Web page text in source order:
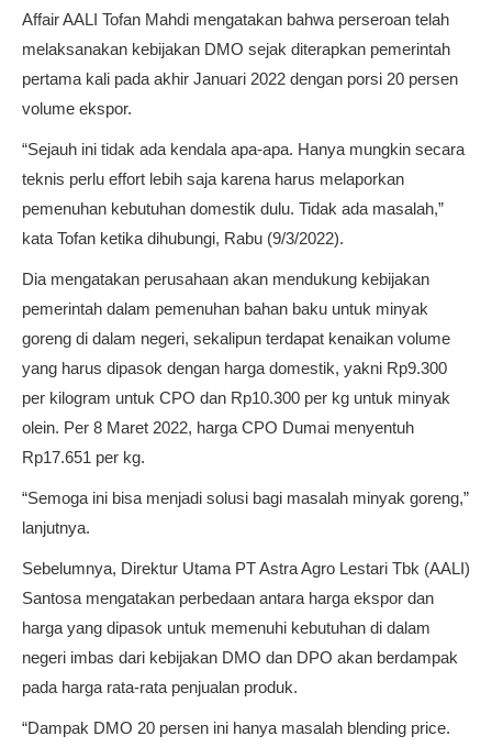
Affair AALI Tofan Mahdi mengatakan bahwa perseroan telah
melaksanakan kebijakan DMO sejak diterapkan pemerintah
pertama kali pada akhir Januari 2022 dengan porsi 20 persen
volume ekspor.
“Sejauh ini tidak ada kendala apa-apa. Hanya mungkin secara
teknis perlu effort lebih saja karena harus melaporkan
pemenuhan kebutuhan domestik dulu. Tidak ada masalah,”
kata Tofan ketika dihubungi, Rabu (9/3/2022).
Dia mengatakan perusahaan akan mendukung kebijakan
pemerintah dalam pemenuhan bahan baku untuk minyak
goreng di dalam negeri, sekalipun terdapat kenaikan volume
yang harus dipasok dengan harga domestik, yakni Rp9.300
per kilogram untuk CPO dan Rp10.300 per kg untuk minyak
olein. Per 8 Maret 2022, harga CPO Dumai menyentuh
Rp17.651 per kg.
“Semoga ini bisa menjadi solusi bagi masalah minyak goreng,”
lanjutnya.
Sebelumnya, Direktur Utama PT Astra Agro Lestari Tbk (AALI)
Santosa mengatakan perbedaan antara harga ekspor dan
harga yang dipasok untuk memenuhi kebutuhan di dalam
negeri imbas dari kebijakan DMO dan DPO akan berdampak
pada harga rata-rata penjualan produk.
“Dampak DMO 20 persen ini hanya masalah blending price.